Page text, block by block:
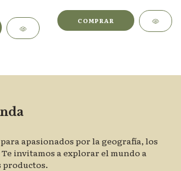
apasionados por la geografía, los
Te invitamos a explorar el mundo a
productos.